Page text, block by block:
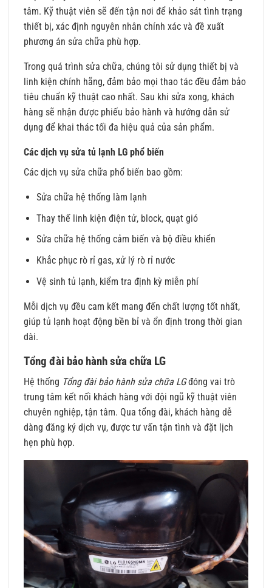
tâm. Kỹ thuật viên sẽ đến tận nơi để khảo sát tình trạng
thiết bị, xác định nguyên nhân chính xác và đề xuất
phương án sửa chữa phù hợp.
Trong quá trình sửa chữa, chúng tôi sử dụng thiết bị và
linh kiện chính hãng, đảm bảo mọi thao tác đều đảm bảo
tiêu chuẩn kỹ thuật cao nhất. Sau khi sửa xong, khách
hàng sẽ nhận được phiếu bảo hành và hướng dẫn sử
dụng để khai thác tối đa hiệu quả của sản phẩm.
Các dịch vụ sửa tủ lạnh LG phổ biến
Các dịch vụ sửa chữa phổ biến bao gồm:
Sửa chữa hệ thống làm lạnh
Thay thế linh kiện điện tử, block, quạt gió
Sửa chữa hệ thống cảm biến và bộ điều khiển
Khắc phục rò rỉ gas, xử lý rò rỉ nước
Vệ sinh tủ lạnh, kiểm tra định kỳ miễn phí
Mỗi dịch vụ đều cam kết mang đến chất lượng tốt nhất,
giúp tủ lạnh hoạt động bền bỉ và ổn định trong thời gian
dài.
Tổng đài bảo hành sửa chữa LG
Hệ thống Tổng đài bảo hành sửa chữa LGđóng vai trò
trung tâm kết nối khách hàng với đội ngũ kỹ thuật viên
chuyên nghiệp, tận tâm. Qua tổng đài, khách hàng dễ
dàng đăng ký dịch vụ, được tư vấn tận tình và đặt lịch
hẹn phù hợp.